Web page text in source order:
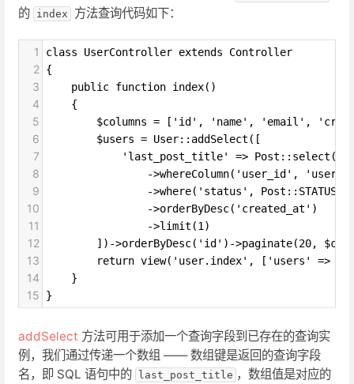
的 index 方法查询代码如下：
1 class UserController extends Controller
2 {
3
    public function index()
4
    {
5
$columns = ['id', 'name', 'email',
6
        $users = User::addSelect([
7
'last_post_title' =>
8
->whereColumn('user_id',
9
->where('status',
10
                ->orderByDesc('created_at')
11
                ->limit(1)
12
])->orderByDesc('id')->paginate(20,
13
return view('user.index', ['users' =>
14
    }
15 }
addSelect 方法可用于添加一个查询字段到已存在的查询实
例，我们通过传递一个数组 —— 数组键是返回的查询字段
名，即 SQL 语句中的
last_post_title ，数组值是对应的